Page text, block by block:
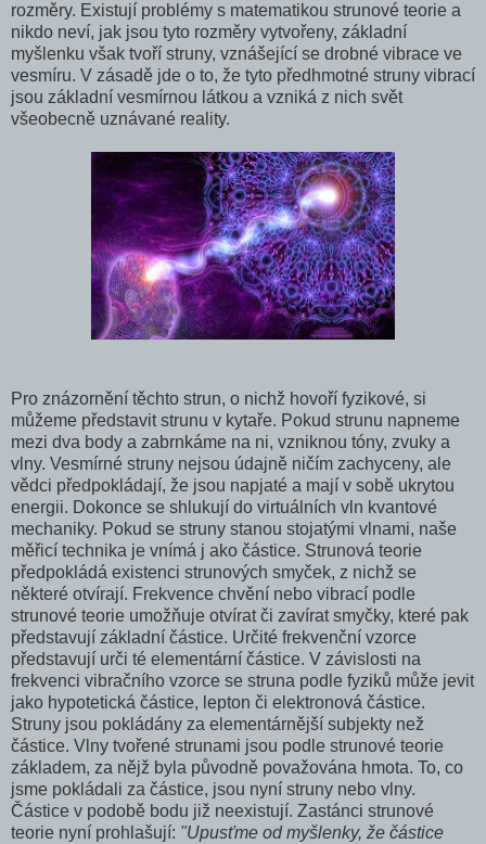
rozměry. Existují problémy s matematikou strunové teorie a
nikdo neví, jak jsou tyto rozměry vytvořeny, základní
myšlenku však tvoří struny, vznášející se drobné vibrace ve
vesmíru. V zásadě jde o to, že tyto předhmot­né struny vibrací
jsou základní vesmírnou látkou a vzniká z nich svět
všeobecně uznávané reality.
Pro znázornění těchto strun, o nichž hovoří fyziko­vé, si
můžeme představit strunu v kytaře. Pokud strunu na­pneme
mezi dva body a zabrnkáme na ni, vzniknou tóny, zvuky a
vlny. Vesmírné struny nejsou údajně ničím zachy­ceny, ale
vědci předpokládají, že jsou napjaté a mají v so­bě ukrytou
energii. Dokonce se shlukují do virtuálních vln kvantové
mechaniky. Pokud se struny stanou stojatými vl­nami, naše
měřicí technika je vnímá j ako částice. Strunová teorie
předpokládá existenci strunových smyček, z nichž se
některé otvírají. Frekvence chvění nebo vibrací podle
strunové teorie umožňuje otvírat či zavírat smyčky, které pak
představují základní částice. Určité frekvenční vzorce
představují urči­ té elementární částice. V závislosti na
frekvenci vibračního vzorce se struna podle fyziků může jevit
jako hypotetická částice, lepton či elektronová částice.
Struny jsou pokládány za elementárnější subjekty než
částice. Vlny tvořené strunami jsou podle strunové teo­rie
základem, za nějž byla původně považována hmota. To, co
jsme pokládali za částice, jsou nyní struny nebo vlny.
Částice v podobě bodu již neexistují. Zastánci strunové
teorie nyní prohlašují: "Upusťme od myšlenky, že částice